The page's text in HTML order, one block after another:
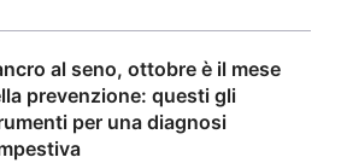
al seno, ottobre è il mese
prevenzione: questi gli
per una diagnosi